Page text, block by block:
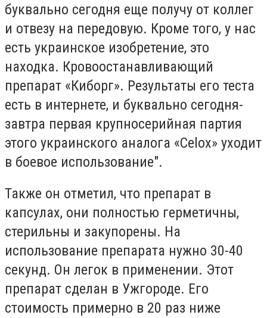
буквально сегодня еще получу от коллег
и отвезу на передовую. Кроме того, у нас
есть украинское изобретение, это
находка. Кровоостанавливающий
препарат «Киборг». Результаты его теста
есть в интернете, и буквально сегодня-
завтра первая крупносерийная партия
этого украинского аналога «Celox» уходит
в боевое использование".
Также он отметил, что препарат в
капсулах, они полностью герметичны,
стерильны и закупорены. На
использование препарата нужно 30-40
секунд. Он легок в применении. Этот
препарат сделан в Ужгороде. Его
стоимость примерно в 20 раз ниже